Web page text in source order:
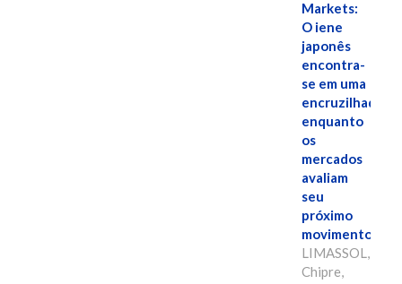
Markets:
O iene
japonês
encontra-
se em uma
encruzilhada
enquanto
os
mercados
avaliam
seu
próximo
movimento.
LIMASSOL,
Chipre,